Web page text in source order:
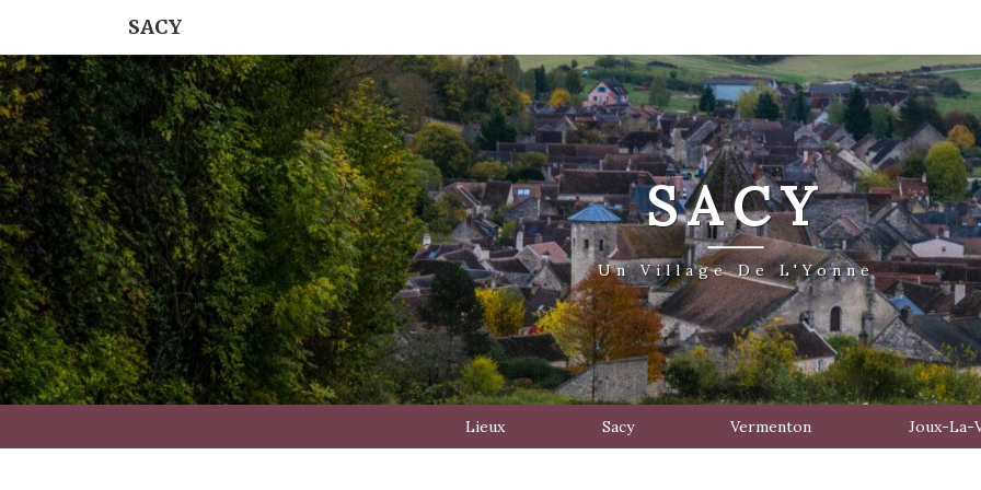
SACY
SACY
Un Village De L'Yonne
Lieux Sacy Vermenton Joux-La-